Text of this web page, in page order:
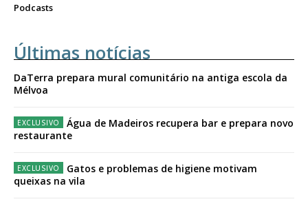
Podcasts
Últimas notícias
DaTerra prepara mural comunitário na antiga escola da
Mélvoa
Água de Madeiros recupera bar e prepara novo
restaurante
Gatos e problemas de higiene motivam
queixas na vila